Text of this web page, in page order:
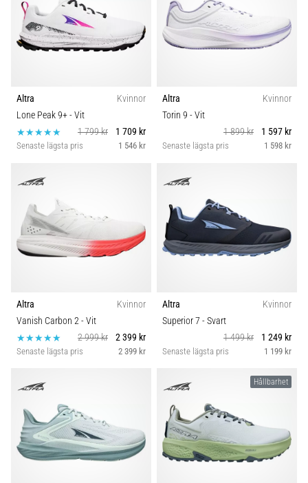
Altra
Kvinnor
Lone Peak 9+- Vit
1 799 kr
1 709 kr
Senaste lägsta pris 1 546 kr
Altra
Kvinnor
Torin 9 - Vit
1 899 kr
1 597 kr
Senaste lägsta pris 1 598 kr
Altra
Kvinnor
Vanish Carbon 2- Vit
2 999 kr
2 399 kr
Senaste lägsta pris 2 399 kr
Altra
Kvinnor
Superior 7 - Svart
1 499 kr
1 249 kr
Senaste lägsta pris 1 199 kr
Hållbarhet